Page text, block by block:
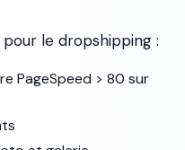
le dropshipping :
PageSpeed > 80 sur